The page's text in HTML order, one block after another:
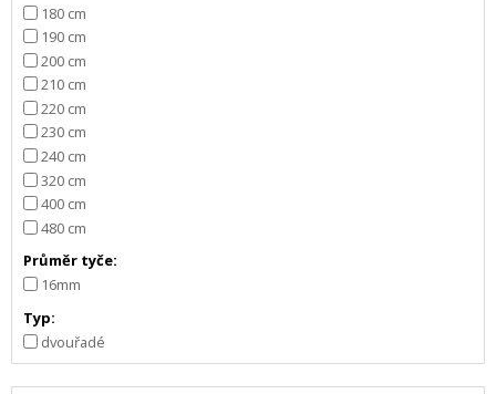
180 cm
190 cm
200 cm
210 cm
220 cm
230 cm
240 cm
320 cm
400 cm
480 cm
Průměr tyče:
16mm
Typ:
dvouřadé